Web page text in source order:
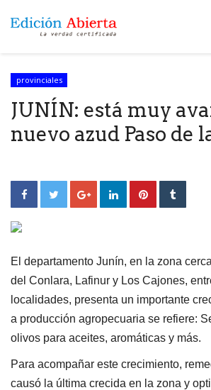
provinciales
JUNÍN: está muy
nuevo azud Paso de
El departamento Junín, en la zona
del Conlara, Lafinur y Los Cajones,
localidades, presenta un importante
a producción agropecuaria se refiere:
olivos para aceites, aromáticas y más.
Para acompañar este crecimiento,
causó la última crecida en la zona y